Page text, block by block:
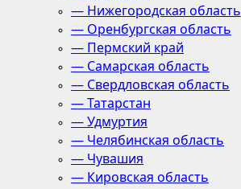
— Нижегородская область
— Оренбургская область
— Пермский край
— Самарская область
— Свердловская область
— Татарстан
— Удмуртия
— Челябинская область
— Чувашия
— Кировская область